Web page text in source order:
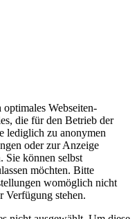
Webseiten-
die für den Betrieb der
lediglich zu anonymen
oder zur Anzeige
Sie können selbst
möchten. Bitte
womöglich nicht
Verfügung stehen.